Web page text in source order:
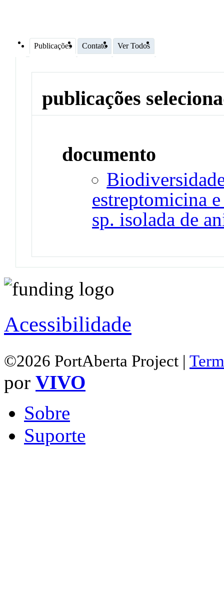
Publicações Contato Ver Todos
publicações
documento
estreptomicina
sp. isolada de
Acessibilidade
©2026 PortAberta Project |
por VIVO
Sobre
Suporte